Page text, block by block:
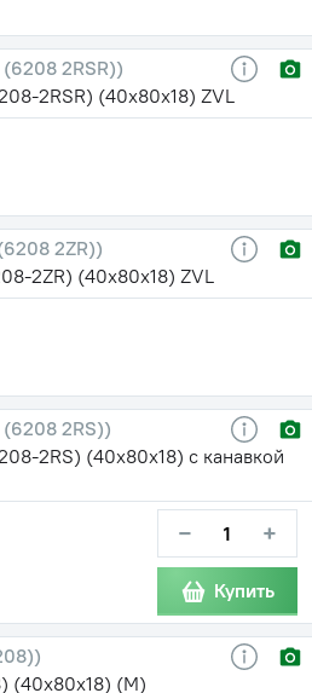
2RSR))
2RSR) (40х80х18) ZVL
2ZR))
2ZR) (40х80х18) ZVL
2RS))
2RS) (40х80х18) с канавкой
− +
Купить
(40х80х18) (М)